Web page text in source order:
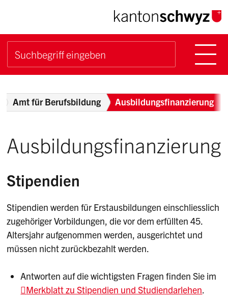
Navigieren im Kanton
Schnellnavigation
Suchbegriff
Breadcrumb
Amt für Berufsbildung Ausbildungsfinanzierung
Ausbildungsfinanzierung
Stipendien
Stipendien werden für Erstausbildungen einschliesslich
zugehöriger Vorbildungen, die vor dem erfüllten 45.
Altersjahr aufgenommen werden, ausgerichtet und
müssen nicht zurückbezahlt werden.
Antworten auf die wichtigsten Fragen finden Sie im
Merkblatt zu Stipendien und Studiendarlehen.